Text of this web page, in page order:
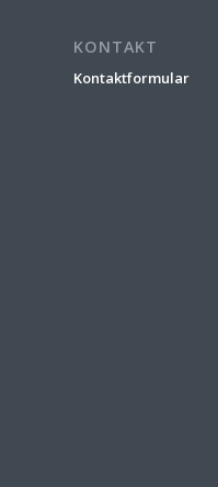
KONTAKT
Kontaktformular